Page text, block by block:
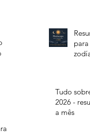
Tudo
2026 -
a mês